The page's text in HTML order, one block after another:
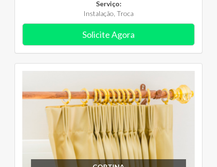
Serviço:
Instalação, Troca
Solicite Agora